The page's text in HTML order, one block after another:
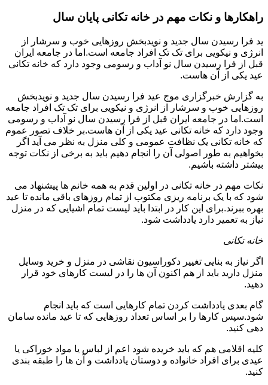
راهکارها و نکات مهم در خانه تکانی پایان سال
ید فرا رسیدن سال جدید و نویدبخش روزهایی خوب و سرشار از
انرژی و نیکویی برای تک تک افراد جامعه است.اما در جامعه ایران
قبل از فرا رسیدن سال نو آداب و رسومی وجود دارد که خانه تکانی
عید یکی از آن هاست.
به گزارش خبرگزاری موج عید فرا رسیدن سال جدید و نویدبخش
روزهایی خوب و سرشار از انرژی و نیکویی برای تک تک افراد جامعه
است.اما در جامعه ایران قبل از فرا رسیدن سال نو آداب و رسومی
وجود دارد که خانه تکانی عید یکی از آن هاست.بر خلاف تصور عموم
که خانه تکانی یک نظافت عمومی و کلی منزل به نظر می آید اگر
بخواهیم به طور اصولی آن را انجام دهیم باید به برخی از نکات توجه
بیشتر داشته باشیم.
نکات مهم در خانه تکانی در اولین قدم به همه خانم ها پیشنهاد می
شود که با یک برنامه ریزی مکتوب از تمام روزهای باقی مانده تا عید
بهره ببرند.برای این کار در ابتدا باید لیست تمام اشیایی که در منزل
نیاز به تعمیر دارد یادداشت شود.
خانه تکانی
اگر نیاز به بنایی تغییر دکوراسیون نقاشی در منزل و خرید وسایل
منزل دارید باید از هم اکنون آن ها را در لیست کارهای خود قرار
دهید.
گام بعدی یادداشت کردن تمام کارهایی است که باید انجام
شود.سپس کارها را بر اساس تعداد روزهایی که تا عید مانده سامان
دهی کنید.
کلیه اقلامی هم که باید خریده شود اعم از لباس یا مواد خوراکی یا
عیدی برای افراد خانواده و دوستان یادداشت و آن ها را طبقه بندی
کنید.